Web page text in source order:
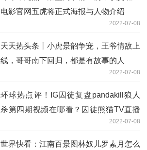
电影官网五虎将正式海报与人物介绍
2022-07-08
天天热头条丨小虎景韶争宠，王爷情敌上
线，哥哥南下回归，都是有故事的人
2022-07-08
环球热点评！IG囚徒复盘pandakill狼人
杀第四期视频在哪看？囚徒熊猫TV直播
2022-07-08
世界快看：江南百景图林奴儿罗素月怎么